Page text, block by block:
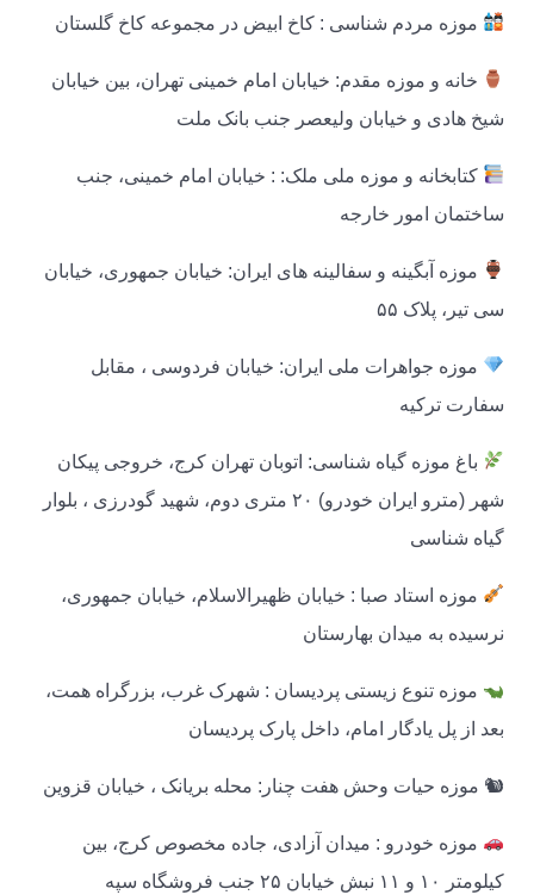
موزه مردم شناسی : کاخ ابیض در مجموعه کاخ گلستان
خانه و موزه مقدم: خیابان امام خمینی تهران، بین خیابان
شیخ هادی و خیابان ولیعصر جنب بانک ملت
کتابخانه و موزه ملی ملک: : خیابان امام خمینی، جنب
ساختمان امور خارجه
موزه آبگینه و سفالینه های ایران: خیابان جمهوری، خیابان
سی تیر، پلاک ۵۵
موزه جواهرات ملی ایران: خیابان فردوسی ، مقابل
سفارت ترکیه
باغ موزه گیاه شناسی: اتوبان تهران کرج، خروجی پیکان
شهر (مترو ایران خودرو) ۲۰ متری دوم، شهید گودرزی ، بلوار
گیاه شناسی
موزه استاد صبا : خیابان ظهیرالاسلام، خیابان جمهوری،
نرسیده به میدان بهارستان
ﻣﻮزه ﺗﻨﻮع زﯾﺴﺘﯽ پردیسان : شهرک غرب، بزرگراه همت،
بعد از پل یادگار امام، داخل پارک پردیسان
🐿 موزه حیات وحش هفت چنار: محله بریانک ، خیابان قزوین
موزه خودرو : میدان آزادی، جاده مخصوص کرج، بین
کیلومتر ۱۰ و ۱۱ نبش خیابان ۲۵ جنب فروشگاه سپه